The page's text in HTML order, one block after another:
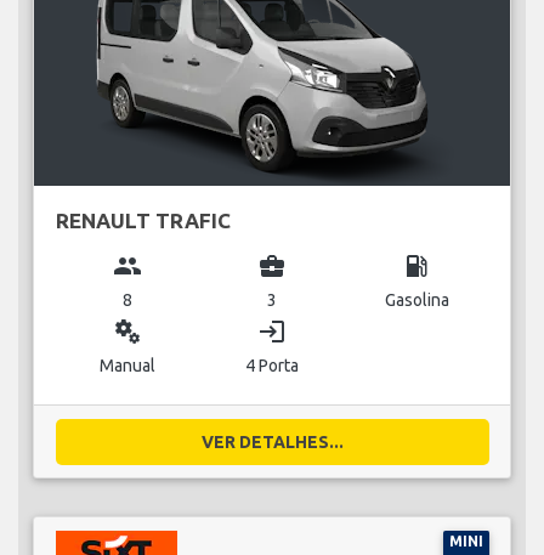
RENAULT TRAFIC
group
8
business_center
3
local_gas_station
Gasolina
miscellaneous_services
Manual
login
4 Porta
VER DETALHES...
MINI